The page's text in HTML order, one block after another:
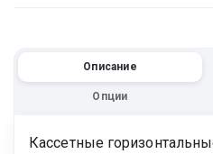
Описание
Опции
Кассетные